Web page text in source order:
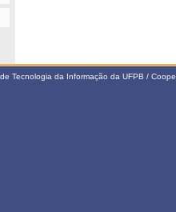
Tecnologia da Informação da UFPB /